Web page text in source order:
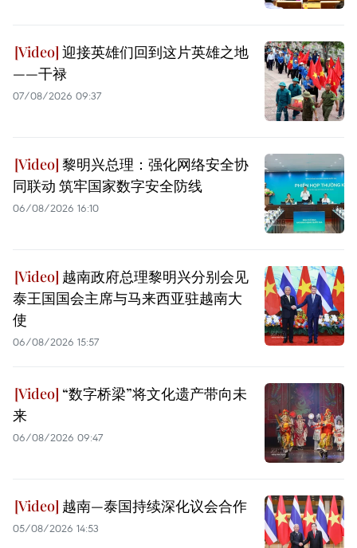
迎接英雄们回到这片英雄之地
——干禄
07/08/2026 09:37
黎明兴总理：强化网络安全协
同联动 筑牢国家数字安全防线
06/08/2026 16:10
越南政府总理黎明兴分别会见
泰王国国会主席与马来西亚驻越南大
使
06/08/2026 15:57
“数字桥梁”将文化遗产带向未
来
06/08/2026 09:47
越南—泰国持续深化议会合作
05/08/2026 14:53